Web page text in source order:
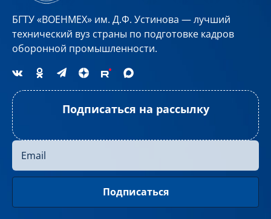
БГТУ «ВОЕНМЕХ» им. Д.Ф. Устинова — лучший
технический вуз страны по подготовке кадров
оборонной промышленности.
Подписаться на рассылку